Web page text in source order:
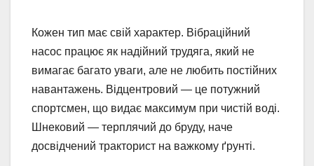
Кожен тип має свій характер. Вібраційний
насос працює як надійний трудяга, який не
вимагає багато уваги, але не любить постійних
навантажень. Відцентровий — це потужний
спортсмен, що видає максимум при чистій воді.
Шнековий — терплячий до бруду, наче
досвідчений тракторист на важкому ґрунті.